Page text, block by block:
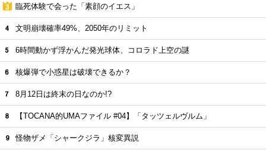
臨死体験で会った「素顔のイエス」
文明崩壊確率49%、2050年のリミット
6時間動かず浮かんだ発光球体、コロラド上空の謎
核爆弾で小惑星は破壊できるか？
8月12日は終末の日なのか!?
【TOCANA的UMAファイル #04】「タッツェルヴルム」
怪物ザメ「シャークジラ」核変異説